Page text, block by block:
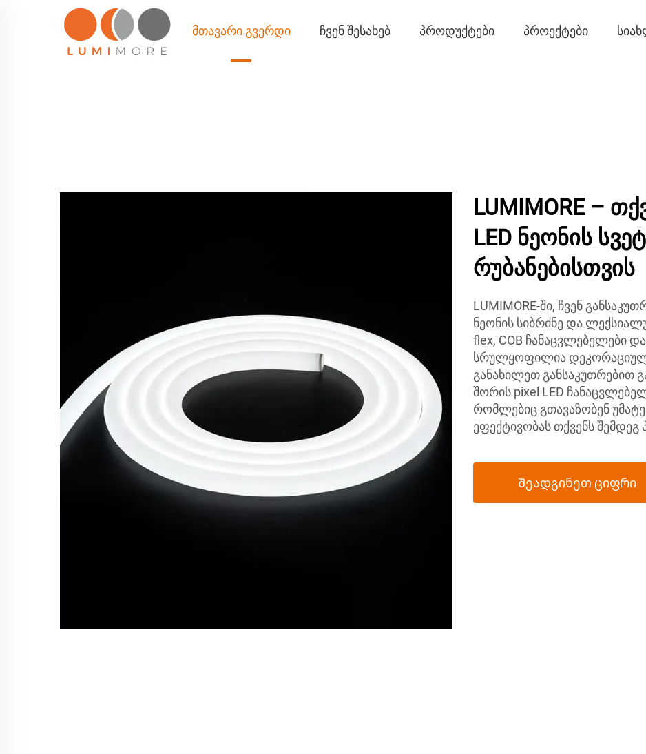
ᲛᲗᲐᲕᲐᲠᲘ ᲒᲕᲔᲠᲓᲘ ᲩᲕᲔᲜ ᲨᲔᲡᲐᲮᲔᲑ ᲞᲠᲝᲓᲣᲥᲢᲔᲑᲘ ᲞᲠᲝᲔᲥᲢᲔᲑᲘ
LUMIMORE –
LED ნეონის
რუბანებისთვის
LUMIMORE-ში, ჩვენ
ნეონის სიბრძნე და
flex, COB ჩანაცვლებელები
სრულყოფილია
განახილეთ განსაკუთრებით
შორის pixel LED
რომლებიც გთავაზობენ
ეფექტივობას თქვენს შემდეგ
Შეადგინეთ ციფრი